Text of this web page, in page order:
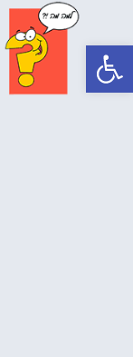
פתח סרגל